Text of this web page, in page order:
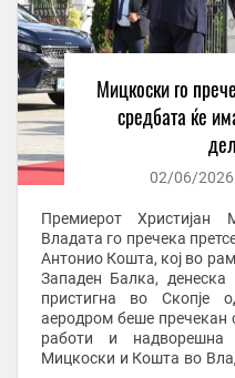
Мицкоски го
средбата ќе
02/06/2026
Премиерот Христијан
Владата го пречека
Антонио Кошта, кој во
Западен Балка, денеска
пристигна во Скопје
аеродром беше пречекан
работи и надворешна
Мицкоски и Кошта во